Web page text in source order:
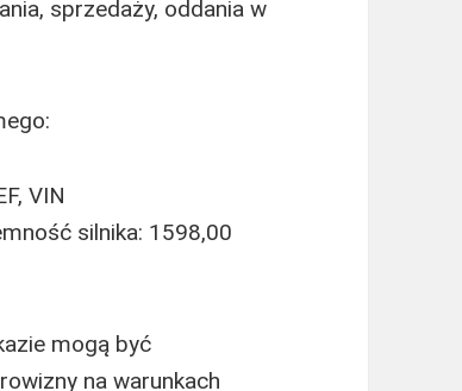
sprzedaży, oddania w
VIN
silnika: 1598,00
mogą być
na warunkach